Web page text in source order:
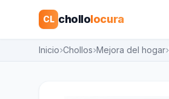
CL chollolocura
Inicio Chollos Mejora del hogar